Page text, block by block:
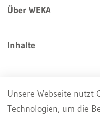
Über WEKA
Inhalte
Angebote
Services
Unsere Webseite nutzt
Technologien, um die